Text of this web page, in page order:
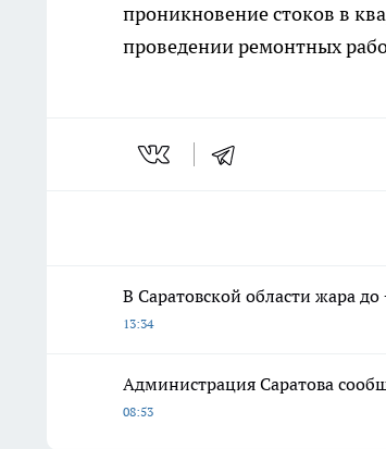
проникновение стоков в
проведении ремонтных
В Саратовской области жара до
13:34
Администрация Саратова
08:53